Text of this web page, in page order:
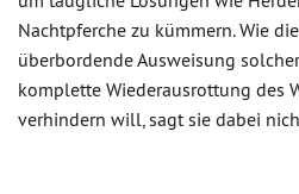
Nachtpferche zu kümmern. Wie
überbordende Ausweisung
komplette Wiederausrottung des
verhindern will, sagt sie dabei